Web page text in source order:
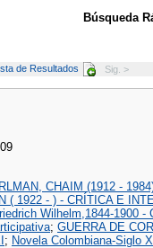
Búsqueda
de Resultados Sig. >
CHAIM (1912 -
( 1922 - ) - CRÍTICA E
Wilhelm,1844-1900 -
; GUERRA DE
; Novela Colombiana-Siglo